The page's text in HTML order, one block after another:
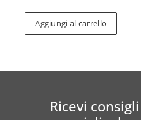
Aggiungi al carrello
Ricevi